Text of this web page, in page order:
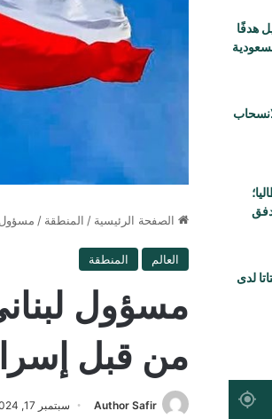
الصفحة الرئيسية / المنطقة / مسؤول
العالم المنطقة
مسؤول
من قبل
Author Safir سبتمبر 17, 2024
هدفًا
لدى